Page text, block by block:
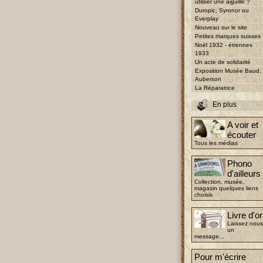
utiliser une aiguille ?
Duropic, Syronor ou
Everplay
Nouveau sur le site
Petites marques suisses
Noël 1932 - étrennes
1933
Un acte de solidarité
Exposition Musée Baud,
Auberson
La Réparatrice
En plus
A voir et
écouter
Tous les médias
Phono
d'ailleurs
Collection, musée,
magasin quelques liens
choisis
Livre d'or
Laissez nous
un
message...
Pour m'écrire